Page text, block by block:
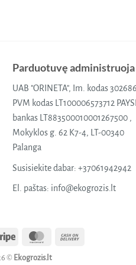
Parduotuvę administruoja
UAB "ORINETA", Im. kodas
PVM kodas LT100006573712
bankas LT883500010001267500 ,
Mokyklos g. 62 K7-4, LT-00340
Palanga
Susisiekite dabar: +37061942942
El. paštas: info@ekogrozis.lt
Stripe MasterCard
© Ekogrozis.lt